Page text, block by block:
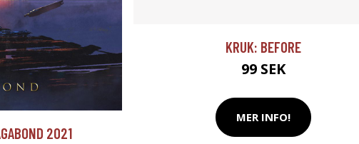
2021
KRUK: BEFORE
99 SEK
MER INFO!